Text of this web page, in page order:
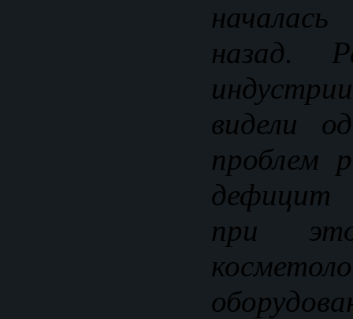
назад.
видели
проблем
дефицит
при